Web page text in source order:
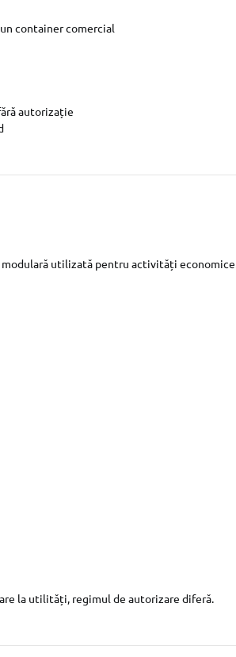
container comercial
autorizație
utilizată pentru activități
la utilități, regimul de autorizare diferă.